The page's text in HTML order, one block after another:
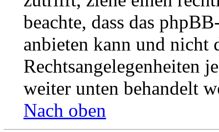
beachte, dass das
anbieten kann und nicht
Rechtsangelegenheiten
weiter unten behandelt
Nach oben